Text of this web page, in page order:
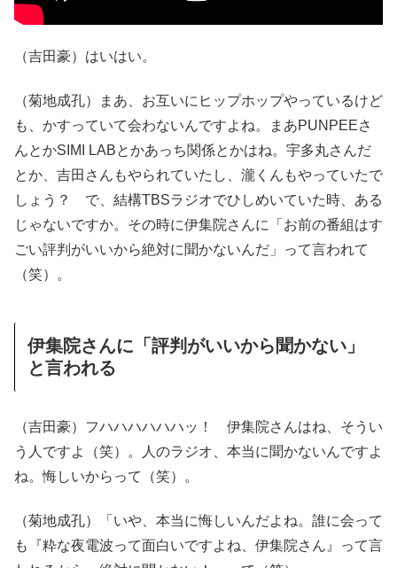
（吉田豪）はいはい。
（菊地成孔）まあ、お互いにヒップホップやっているけど
も、かすっていて会わないんですよね。まあPUNPEEさ
んとかSIMI LABとかあっち関係とかはね。宇多丸さんだ
とか、吉田さんもやられていたし、瀧くんもやっていたで
しょう？ で、結構TBSラジオでひしめいていた時、ある
じゃないですか。その時に伊集院さんに「お前の番組はす
ごい評判がいいから絶対に聞かないんだ」って言われて
（笑）。
伊集院さんに「評判がいいから聞かない」
と言われる
（吉田豪）フハハハハハハッ！ 伊集院さんはね、そうい
う人ですよ（笑）。人のラジオ、本当に聞かないんですよ
ね。悔しいからって（笑）。
（菊地成孔）「いや、本当に悔しいんだよね。誰に会って
も『粋な夜電波って面白いですよね、伊集院さん』って言